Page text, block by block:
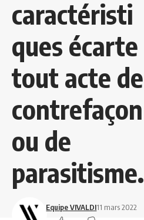
caractéristi
ques écarte
tout acte de
contrefaçon
ou de
parasitisme.
Equipe VIVALDI11 mars 2022